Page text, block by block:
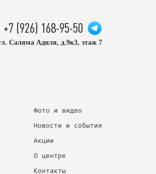
+7 (926) 168-95-50
Саляма Адиля, д.9к3, этаж 7
Фото и видео
Новости и события
Акции
О центре
Контакты